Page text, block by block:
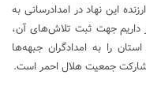
این نهاد در امدادرسانی به
داریم جهت ثبت تلاش‌های آن،
را به امدادگران جبهه‌ها
جمعیت هلال احمر است.